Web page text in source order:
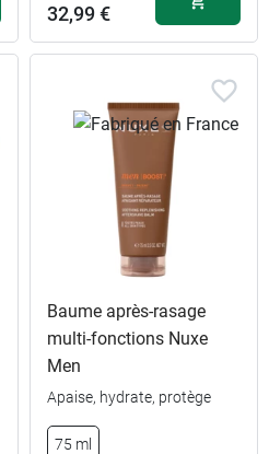
32,99 €
Baume après-rasage
multi-fonctions Nuxe
Men
Apaise, hydrate, protège
75 ml